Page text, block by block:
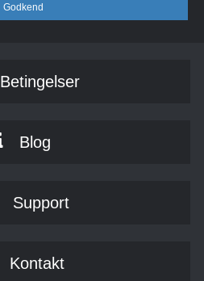
Godkend
Betingelser
Blog
Support
Kontakt